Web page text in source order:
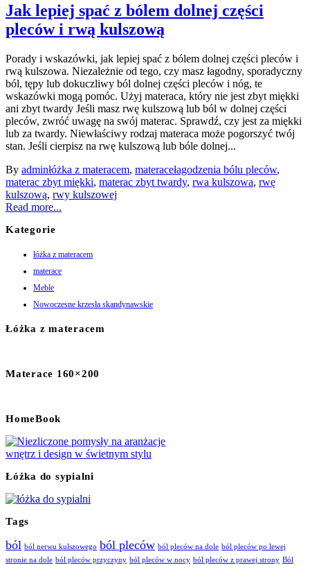
Jak lepiej spać z bólem dolnej części
pleców i rwą kulszową
Porady i wskazówki, jak lepiej spać z bólem dolnej części pleców i
rwą kulszowa. Niezależnie od tego, czy masz łagodny, sporadyczny
ból, tępy lub dokuczliwy ból dolnej części pleców i nóg, te
wskazówki mogą pomóc. Użyj materaca, który nie jest zbyt miękki
ani zbyt twardy Jeśli masz rwę kulszową lub ból w dolnej części
pleców, zwróć uwagę na swój materac. Sprawdź, czy jest za miękki
lub za twardy. Niewłaściwy rodzaj materaca może pogorszyć twój
stan. Jeśli cierpisz na rwę kulszową lub bóle dolnej...
By adminłóżka z materacem, materacełagodzenia bólu pleców,
materac zbyt miękki, materac zbyt twardy, rwa kulszowa, rwę
kulszową, rwy kulszowej
Read more...
Kategorie
łóżka z materacem
materace
Meble
Nowoczesne krzesła skandynawskie
Łóżka z materacem
Materace 160×200
HomeBook
Łóżka do sypialni
Tags
ból ból nerwu kulszowego ból pleców ból pleców na dole ból pleców po lewej
stronie na dole ból pleców przyczyny ból pleców w nocy ból pleców z prawej strony Ból